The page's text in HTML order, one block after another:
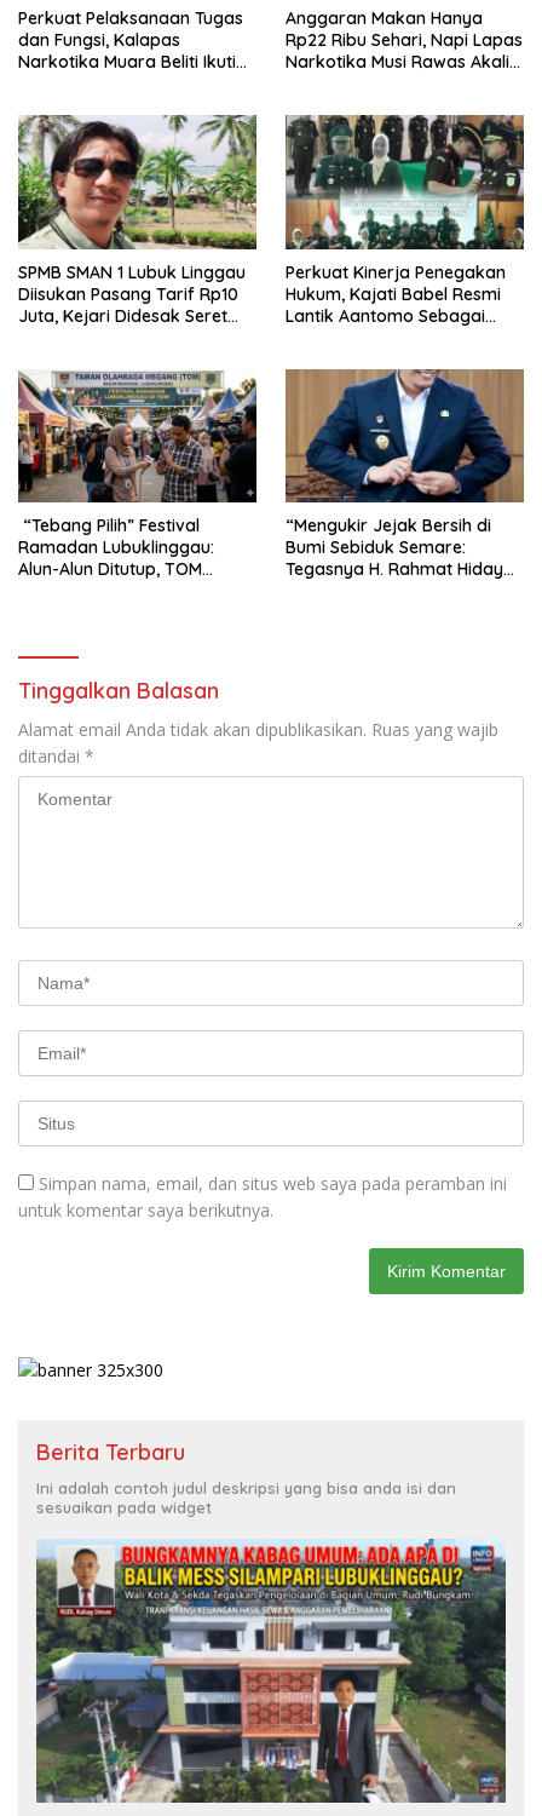
Perkuat Pelaksanaan Tugas
dan Fungsi, Kalapas
Narkotika Muara Beliti Ikuti
Anggaran Makan Hanya
Rp22 Ribu Sehari, Napi Lapas
Narkotika Musi Rawas Akali
SPMB SMAN 1 Lubuk Linggau
Diisukan Pasang Tarif Rp10
Juta, Kejari Didesak Seret
Perkuat Kinerja Penegakan
Hukum, Kajati Babel Resmi
Lantik Aantomo Sebagai
“Tebang Pilih” Festival
Ramadan Lubuklinggau:
Alun-Alun Ditutup, TOM
“Mengukir Jejak Bersih di
Bumi Sebiduk Semare:
Tegasnya H. Rahmat Hidayat
Tinggalkan Balasan
Alamat email Anda tidak akan dipublikasikan. Ruas yang wajib
ditandai *
Simpan nama, email, dan situs web saya pada peramban ini
untuk komentar saya berikutnya.
Berita Terbaru
Ini adalah contoh judul deskripsi yang bisa anda isi dan
sesuaikan pada widget